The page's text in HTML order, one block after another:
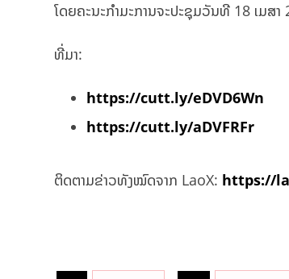
ໂດຍຄະນະກຳມະການຈະປະຊຸມວັນທີ 18 ເມສ
ທີ່ມາ:
https://cutt.ly/eDVD6Wn
https://cutt.ly/aDVFRFr
ຕິດຕາມຂ່າວທັງໝົດຈາກ LaoX: https://